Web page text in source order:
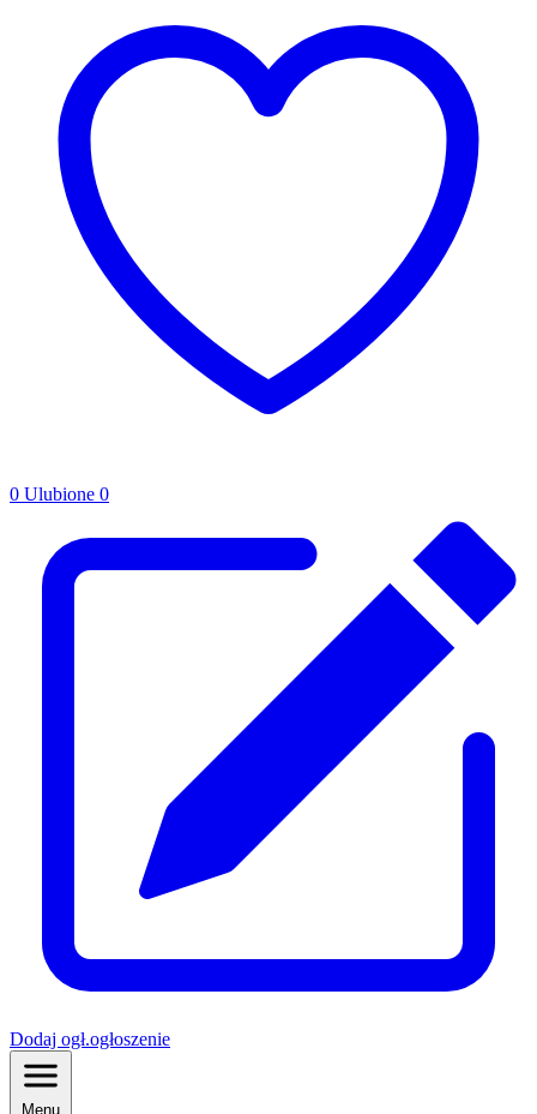
0 Ulubione 0
Dodaj ogł.ogłoszenie
Menu